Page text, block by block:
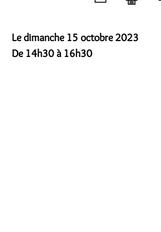
Le dimanche 15 octobre 2023
De 14h30 à 16h30